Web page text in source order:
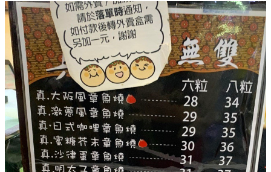
場
地
佈
置
用
品
即
食
即
煮
司
活
動
婚
禮
親
子
活
動
時
間
神
器
情
侶
心
願
清
單
聯
們
關
於
我
們
#
結
婚
#
週
末
好
去
處
#
場
地